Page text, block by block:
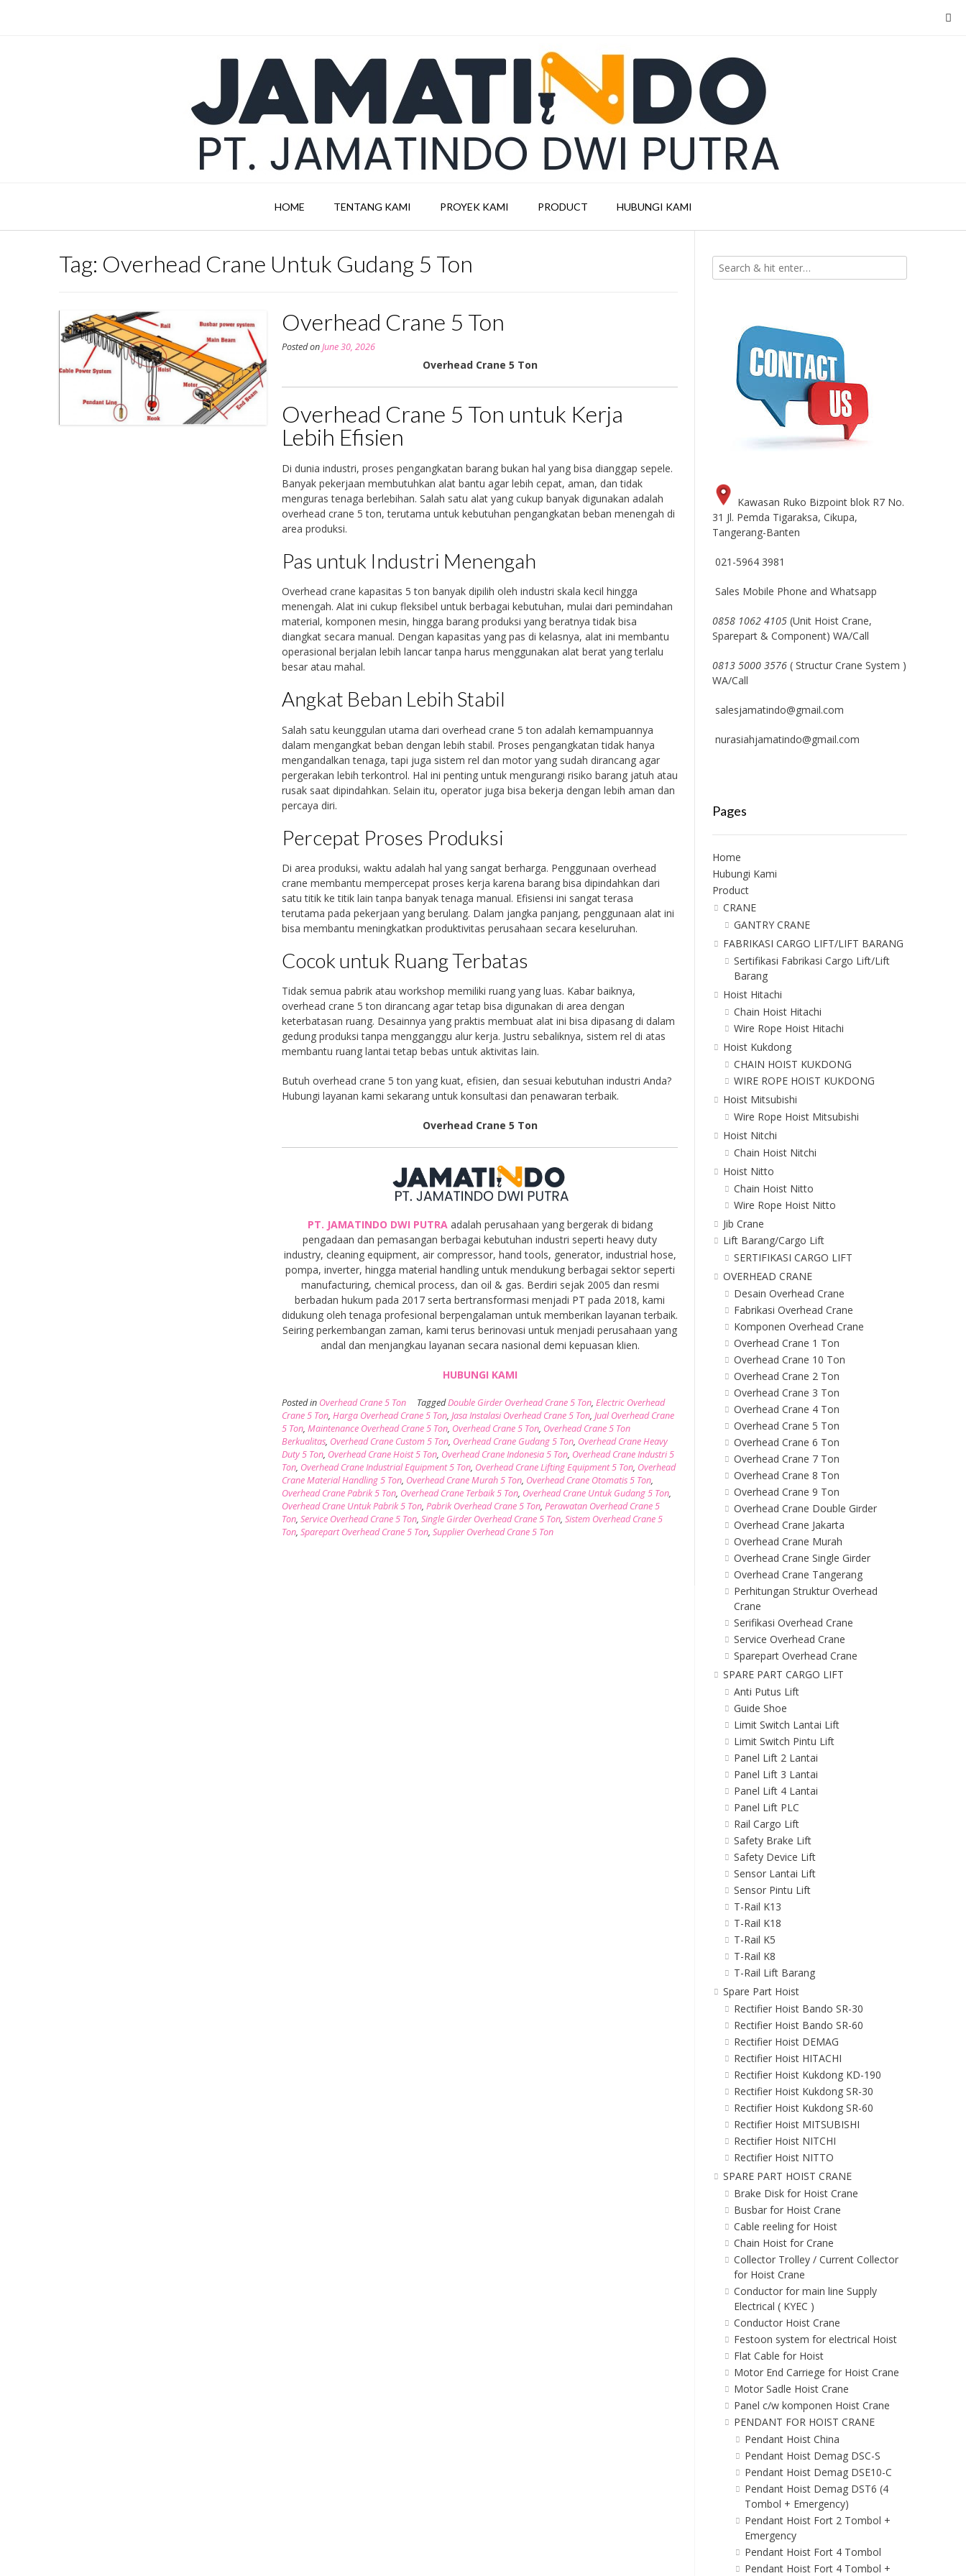
HOME TENTANG KAMI PROYEK KAMI PRODUCT HUBUNGI KAMI
Tag: Overhead Crane Untuk Gudang 5 Ton
Overhead Crane 5 Ton
Posted onJune 30, 2026
Overhead Crane 5 Ton
Overhead Crane 5 Ton untuk Kerja
Lebih Efisien
Di dunia industri, proses pengangkatan barang bukan hal yang bisa dianggap sepele.
Banyak pekerjaan membutuhkan alat bantu agar lebih cepat, aman, dan tidak
menguras tenaga berlebihan. Salah satu alat yang cukup banyak digunakan adalah
overhead crane 5 ton, terutama untuk kebutuhan pengangkatan beban menengah di
area produksi.
Pas untuk Industri Menengah
Overhead crane kapasitas 5 ton banyak dipilih oleh industri skala kecil hingga
menengah. Alat ini cukup fleksibel untuk berbagai kebutuhan, mulai dari pemindahan
material, komponen mesin, hingga barang produksi yang beratnya tidak bisa
diangkat secara manual. Dengan kapasitas yang pas di kelasnya, alat ini membantu
operasional berjalan lebih lancar tanpa harus menggunakan alat berat yang terlalu
besar atau mahal.
Angkat Beban Lebih Stabil
Salah satu keunggulan utama dari overhead crane 5 ton adalah kemampuannya
dalam mengangkat beban dengan lebih stabil. Proses pengangkatan tidak hanya
mengandalkan tenaga, tapi juga sistem rel dan motor yang sudah dirancang agar
pergerakan lebih terkontrol. Hal ini penting untuk mengurangi risiko barang jatuh atau
rusak saat dipindahkan. Selain itu, operator juga bisa bekerja dengan lebih aman dan
percaya diri.
Percepat Proses Produksi
Di area produksi, waktu adalah hal yang sangat berharga. Penggunaan overhead
crane membantu mempercepat proses kerja karena barang bisa dipindahkan dari
satu titik ke titik lain tanpa banyak tenaga manual. Efisiensi ini sangat terasa
terutama pada pekerjaan yang berulang. Dalam jangka panjang, penggunaan alat ini
bisa membantu meningkatkan produktivitas perusahaan secara keseluruhan.
Cocok untuk Ruang Terbatas
Tidak semua pabrik atau workshop memiliki ruang yang luas. Kabar baiknya,
overhead crane 5 ton dirancang agar tetap bisa digunakan di area dengan
keterbatasan ruang. Desainnya yang praktis membuat alat ini bisa dipasang di dalam
gedung produksi tanpa mengganggu alur kerja. Justru sebaliknya, sistem rel di atas
membantu ruang lantai tetap bebas untuk aktivitas lain.
Butuh overhead crane 5 ton yang kuat, efisien, dan sesuai kebutuhan industri Anda?
Hubungi layanan kami sekarang untuk konsultasi dan penawaran terbaik.
Overhead Crane 5 Ton
PT. JAMATINDO DWI PUTRAadalah perusahaan yang bergerak di bidang
pengadaan dan pemasangan berbagai kebutuhan industri seperti heavy duty
industry, cleaning equipment, air compressor, hand tools, generator, industrial hose,
pompa, inverter, hingga material handling untuk mendukung berbagai sektor seperti
manufacturing, chemical process, dan oil & gas. Berdiri sejak 2005 dan resmi
berbadan hukum pada 2017 serta bertransformasi menjadi PT pada 2018, kami
didukung oleh tenaga profesional berpengalaman untuk memberikan layanan terbaik.
Seiring perkembangan zaman, kami terus berinovasi untuk menjadi perusahaan yang
andal dan menjangkau layanan secara nasional demi kepuasan klien.
HUBUNGI KAMI
Posted in Overhead Crane 5 Ton TaggedDouble Girder Overhead Crane 5 Ton,Electric Overhead
Crane 5 Ton,Harga Overhead Crane 5 Ton,Jasa Instalasi Overhead Crane 5 Ton,Jual Overhead Crane
5 Ton,Maintenance Overhead Crane 5 Ton, Overhead Crane 5 Ton, Overhead Crane 5 Ton
Berkualitas, Overhead Crane Custom 5 Ton, Overhead Crane Gudang 5 Ton, Overhead Crane Heavy
Duty 5 Ton, Overhead Crane Hoist 5 Ton, Overhead Crane Indonesia 5 Ton, Overhead Crane Industri 5
Ton, Overhead Crane Industrial Equipment 5 Ton, Overhead Crane Lifting Equipment 5 Ton, Overhead
Crane Material Handling 5 Ton, Overhead Crane Murah 5 Ton, Overhead Crane Otomatis 5 Ton,
Overhead Crane Pabrik 5 Ton, Overhead Crane Terbaik 5 Ton, Overhead Crane Untuk Gudang 5 Ton,
Overhead Crane Untuk Pabrik 5 Ton,Pabrik Overhead Crane 5 Ton,Perawatan Overhead Crane 5
Ton,Service Overhead Crane 5 Ton,Single Girder Overhead Crane 5 Ton,Sistem Overhead Crane 5
Ton,Sparepart Overhead Crane 5 Ton,Supplier Overhead Crane 5 Ton
Kawasan Ruko Bizpoint blok R7 No.
31 Jl. Pemda Tigaraksa, Cikupa,
Tangerang-Banten
021-5964 3981
Sales Mobile Phone and Whatsapp
0858 1062 4105(Unit Hoist Crane,
Sparepart & Component) WA/Call
0813 5000 3576( Structur Crane System )
WA/Call
salesjamatindo@gmail.com
nurasiahjamatindo@gmail.com
Pages
Home
Hubungi Kami
Product
CRANE
GANTRY CRANE
FABRIKASI CARGO LIFT/LIFT BARANG
Sertifikasi Fabrikasi Cargo Lift/Lift
Barang
Hoist Hitachi
Chain Hoist Hitachi
Wire Rope Hoist Hitachi
Hoist Kukdong
CHAIN HOIST KUKDONG
WIRE ROPE HOIST KUKDONG
Hoist Mitsubishi
Wire Rope Hoist Mitsubishi
Hoist Nitchi
Chain Hoist Nitchi
Hoist Nitto
Chain Hoist Nitto
Wire Rope Hoist Nitto
Jib Crane
Lift Barang/Cargo Lift
SERTIFIKASI CARGO LIFT
OVERHEAD CRANE
Desain Overhead Crane
Fabrikasi Overhead Crane
Komponen Overhead Crane
Overhead Crane 1 Ton
Overhead Crane 10 Ton
Overhead Crane 2 Ton
Overhead Crane 3 Ton
Overhead Crane 4 Ton
Overhead Crane 5 Ton
Overhead Crane 6 Ton
Overhead Crane 7 Ton
Overhead Crane 8 Ton
Overhead Crane 9 Ton
Overhead Crane Double Girder
Overhead Crane Jakarta
Overhead Crane Murah
Overhead Crane Single Girder
Overhead Crane Tangerang
Perhitungan Struktur Overhead
Crane
Serifikasi Overhead Crane
Service Overhead Crane
Sparepart Overhead Crane
SPARE PART CARGO LIFT
Anti Putus Lift
Guide Shoe
Limit Switch Lantai Lift
Limit Switch Pintu Lift
Panel Lift 2 Lantai
Panel Lift 3 Lantai
Panel Lift 4 Lantai
Panel Lift PLC
Rail Cargo Lift
Safety Brake Lift
Safety Device Lift
Sensor Lantai Lift
Sensor Pintu Lift
T-Rail K13
T-Rail K18
T-Rail K5
T-Rail K8
T-Rail Lift Barang
Spare Part Hoist
Rectifier Hoist Bando SR-30
Rectifier Hoist Bando SR-60
Rectifier Hoist DEMAG
Rectifier Hoist HITACHI
Rectifier Hoist Kukdong KD-190
Rectifier Hoist Kukdong SR-30
Rectifier Hoist Kukdong SR-60
Rectifier Hoist MITSUBISHI
Rectifier Hoist NITCHI
Rectifier Hoist NITTO
SPARE PART HOIST CRANE
Brake Disk for Hoist Crane
Busbar for Hoist Crane
Cable reeling for Hoist
Chain Hoist for Crane
Collector Trolley / Current Collector
for Hoist Crane
Conductor for main line Supply
Electrical ( KYEC )
Conductor Hoist Crane
Festoon system for electrical Hoist
Flat Cable for Hoist
Motor End Carriege for Hoist Crane
Motor Sadle Hoist Crane
Panel c/w komponen Hoist Crane
PENDANT FOR HOIST CRANE
Pendant Hoist China
Pendant Hoist Demag DSC-S
Pendant Hoist Demag DSE10-C
Pendant Hoist Demag DST6 (4
Tombol + Emergency)
Pendant Hoist Fort 2 Tombol +
Emergency
Pendant Hoist Fort 4 Tombol
Pendant Hoist Fort 4 Tombol +